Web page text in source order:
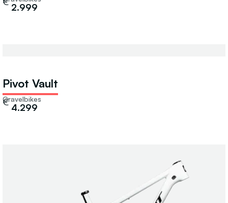
2.999
Pivot Vault
Gravelbikes
4.299
€